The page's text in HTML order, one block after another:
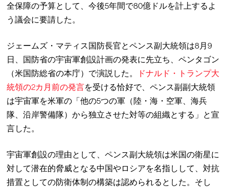
全保障の予算として、今後5年間で80億ドルを計上するよ
う議会に要請した。
ジェームズ・マティス国防長官とペンス副大統領は8月9
日、国防省の宇宙軍創設計画の発表に先立ち、ペンタゴン
（米国防総省の本庁）で演説した。
ドナルド・トランプ大
統領の2カ月前の発言を受ける恰好で、ペンス副副大統領
は宇宙軍を米軍の「他の5つの軍（陸・海・空軍、海兵
隊、沿岸警備隊）から独立させた対等の組織とする」と宣
言した。
宇宙軍創設の理由として、ペンス副大統領は米国の衛星に
対して潜在的脅威となる中国やロシアを名指しして、対抗
措置としての防衛体制の構築は認められるとした。そし